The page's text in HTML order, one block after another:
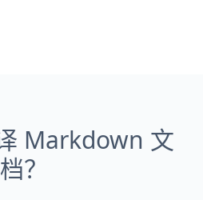
Markdown 文
档？